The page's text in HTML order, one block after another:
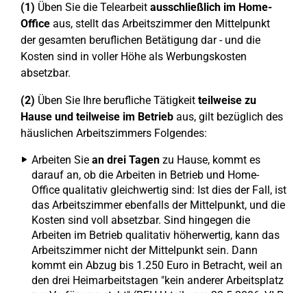
(1) Üben Sie die Telearbeit ausschließlich im Home-
Office aus, stellt das Arbeitszimmer den Mittelpunkt
der gesamten beruflichen Betätigung dar - und die
Kosten sind in voller Höhe als Werbungskosten
absetzbar.
(2) Üben Sie Ihre berufliche Tätigkeit teilweise zu
Hause und teilweise im Betrieb aus, gilt bezüglich des
häuslichen Arbeitszimmers Folgendes:
Arbeiten Sie an drei Tagen zu Hause, kommt es
darauf an, ob die Arbeiten in Betrieb und Home-
Office qualitativ gleichwertig sind: Ist dies der Fall, ist
das Arbeitszimmer ebenfalls der Mittelpunkt, und die
Kosten sind voll absetzbar. Sind hingegen die
Arbeiten im Betrieb qualitativ höherwertig, kann das
Arbeitszimmer nicht der Mittelpunkt sein. Dann
kommt ein Abzug bis 1.250 Euro in Betracht, weil an
den drei Heimarbeitstagen "kein anderer Arbeitsplatz